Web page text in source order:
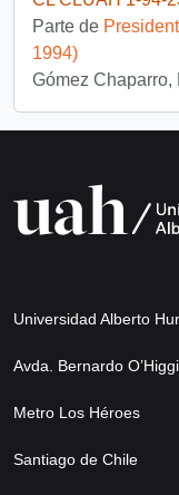
Parte de
1994)
Gómez Chaparro,
Universidad Alberto
Avda. Bernardo
Metro Los Héroes
Santiago de Chile